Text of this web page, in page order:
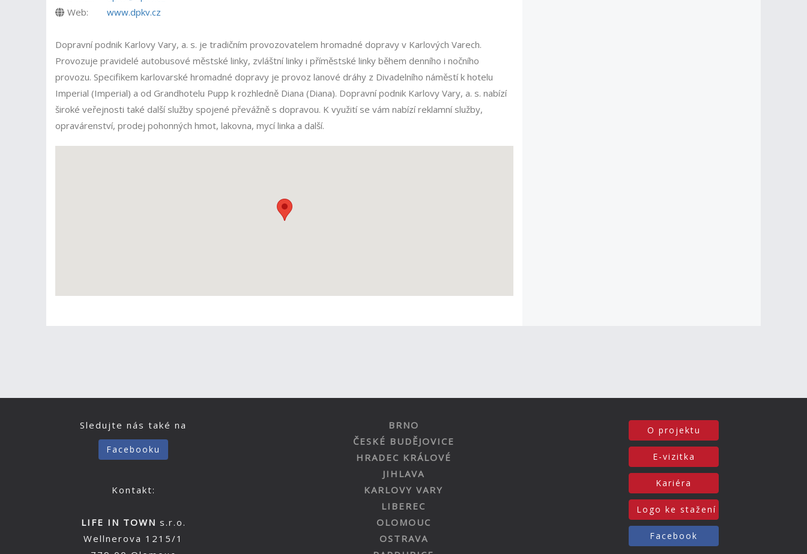
Web:
www.dpkv.cz
Dopravní podnik Karlovy Vary, a. s. je tradičním provozovatelem hromadné dopravy v Karlových Varech.
Provozuje pravidelé autobusové městské linky, zvláštní linky i příměstské linky během denního i nočního
provozu. Specifikem karlovarské hromadné dopravy je provoz lanové dráhy z Divadelního náměstí k hotelu
Imperial (Imperial) a od Grandhotelu Pupp k rozhledně Diana (Diana). Dopravní podnik Karlovy Vary, a. s. nabízí
široké veřejnosti také další služby spojené převážně s dopravou. K využití se vám nabízí reklamní služby,
opravárenství, prodej pohonných hmot, lakovna, mycí linka a další.
Sledujte nás také na
Facebooku
Kontakt:
LIFE IN TOWN s.r.o.
Wellnerova 1215/1
BRNO
ČESKÉ BUDĚJOVICE
HRADEC KRÁLOVÉ
JIHLAVA
KARLOVY VARY
LIBEREC
OLOMOUC
OSTRAVA
O projektu
E-vizitka
Kariéra
Logo ke stažení
Facebook